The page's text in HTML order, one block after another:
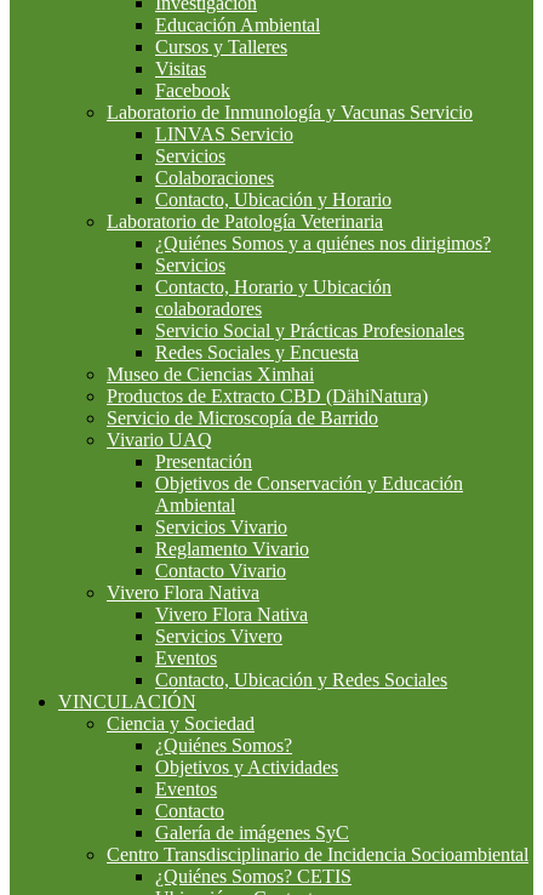
Educación Ambiental
Cursos y Talleres
Visitas
Facebook
Laboratorio de Inmunología y Vacunas Servicio
LINVAS Servicio
Servicios
Colaboraciones
Contacto, Ubicación y Horario
Laboratorio de Patología Veterinaria
¿Quiénes Somos y a quiénes nos dirigimos?
Servicios
Contacto, Horario y Ubicación
colaboradores
Servicio Social y Prácticas Profesionales
Redes Sociales y Encuesta
Museo de Ciencias Ximhai
Productos de Extracto CBD (DähiNatura)
Servicio de Microscopía de Barrido
Vivario UAQ
Presentación
Objetivos de Conservación y Educación
Ambiental
Servicios Vivario
Reglamento Vivario
Contacto Vivario
Vivero Flora Nativa
Vivero Flora Nativa
Servicios Vivero
Eventos
Contacto, Ubicación y Redes Sociales
VINCULACIÓN
Ciencia y Sociedad
¿Quiénes Somos?
Objetivos y Actividades
Eventos
Contacto
Galería de imágenes SyC
Centro Transdisciplinario de Incidencia Socioambiental
¿Quiénes Somos? CETIS